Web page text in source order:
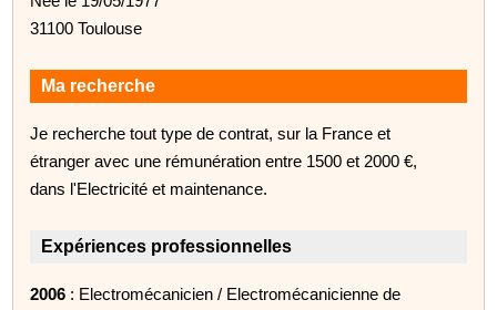
31100 Toulouse
Ma recherche
Je recherche tout type de contrat, sur la France et
étranger avec une rémunération entre 1500 et 2000 €,
dans l'Electricité et maintenance.
Expériences professionnelles
2006 : Electromécanicien / Electromécanicienne de